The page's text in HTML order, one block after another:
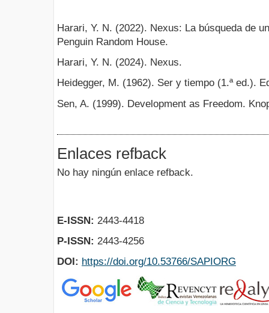
Harari, Y. N. (2022). Nexus: La búsqueda de
Penguin Random House.
Harari, Y. N. (2024). Nexus.
Heidegger, M. (1962). Ser y tiempo (1.ª ed.).
Sen, A. (1999). Development as Freedom.
Enlaces refback
No hay ningún enlace refback.
E-ISSN: 2443-4418
P-ISSN: 2443-4256
DOI: https://doi.org/10.53766/SAPIORG